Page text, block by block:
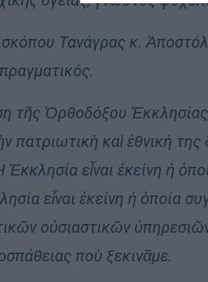
Τανάγρας κ.
τῆς Ὀρθοδόξου Ἐκκλησίας,
πατριωτικὴ καὶ ἐθνική
εἶναι ἐκείνη ἡ
εἶναι ἐκείνη ἡ ὁποία
οὐσιαστικῶν
ποὺ ξεκινᾶμε.